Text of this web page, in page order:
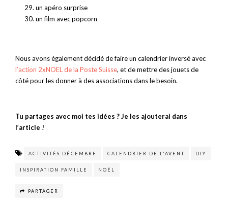
un apéro surprise
un film avec popcorn
Nous avons également décidé de faire un calendrier inversé avec
l’action 2xNOEL de la Poste Suisse, et de mettre des jouets de
côté pour les donner à des associations dans le besoin.
Tu partages avec moi tes idées ? Je les ajouterai dans
l’article !
ACTIVITÉS DÉCEMBRE CALENDRIER DE L'AVENT DIY
INSPIRATION FAMILLE NOËL
PARTAGER